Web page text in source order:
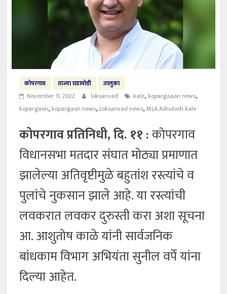
कोपरगाव ताज्या घडामोडी
तालुका
November 11, 2022
loksanvad kale, kopargaaon news,
kopargaon, kopargaon news, Loksanvad news,MLA Ashutosh kale
कोपरगाव प्रतिनिधी, दि. ११ :कोपरगाव
विधानसभा मतदार संघात मोठ्या प्रमाणात
झालेल्या अतिवृष्टीमुळे बहुतांश रस्त्यांचे व
पुलांचे नुकसान झाले आहे. या रस्त्यांची
लवकरात लवकर दुरुस्ती करा अशा सूचना
आ. आशुतोष काळे यांनी सार्वजनिक
बांधकाम विभाग अभियंता सुनील वर्पे यांना
दिल्या आहेत.